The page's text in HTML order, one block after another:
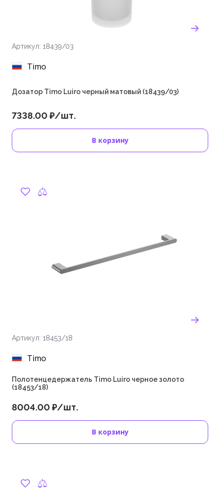
Артикул: 18439/03
Timo
Дозатор Timo Luiro черный матовый (18439/03)
7338.00 ₽/шт.
В корзину
Артикул: 18453/18
Timo
Полотенцедержатель Timo Luiro черное золото
(18453/18)
8004.00 ₽/шт.
В корзину